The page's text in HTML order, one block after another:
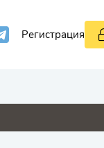
Регистрация
4.1